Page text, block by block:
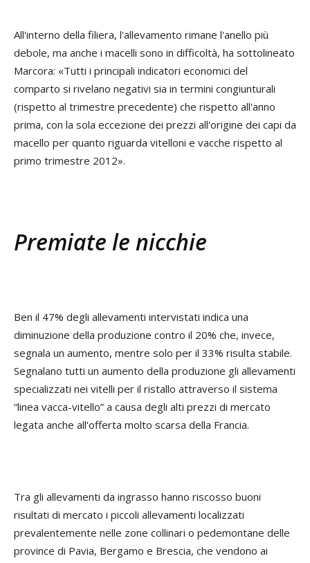
All'interno della filiera, l'allevamento rimane l'anello più
debole, ma anche i macelli sono in difficoltà, ha sottolineato
Marcora: «Tutti i principali indicatori economici del
comparto si rivelano negativi sia in termini congiunturali
(rispetto al trimestre precedente) che rispetto all'anno
prima, con la sola eccezione dei prezzi all'origine dei capi da
macello per quanto riguarda vitelloni e vacche rispetto al
primo trimestre 2012».
Premiate le nicchie
Ben il 47% degli allevamenti intervistati indica una
diminuzione della produzione contro il 20% che, invece,
segnala un aumento, mentre solo per il 33% risulta stabile.
Segnalano tutti un aumento della produzione gli allevamenti
specializzati nei vitelli per il ristallo attraverso il sistema
“linea vacca-vitello” a causa degli alti prezzi di mercato
legata anche all'offerta molto scarsa della Francia.
Tra gli allevamenti da ingrasso hanno riscosso buoni
risultati di mercato i piccoli allevamenti localizzati
prevalentemente nelle zone collinari o pedemontane delle
province di Pavia, Bergamo e Brescia, che vendono ai